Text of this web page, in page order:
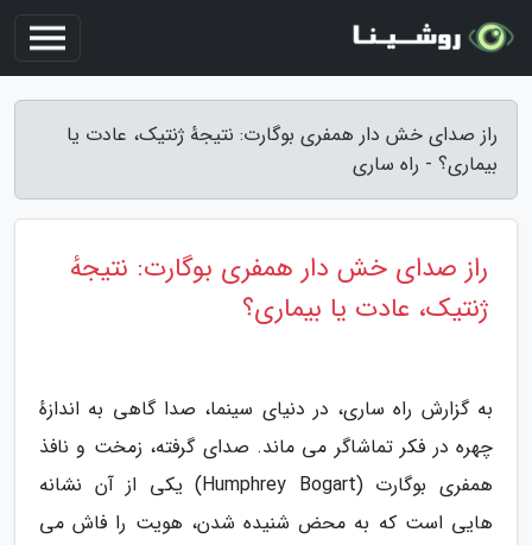
راز صدای خش دار همفری بوگارت: نتیجهٔ ژنتیک، عادت یا
بیماری؟ - راه ساری
راز صدای خش دار همفری بوگارت: نتیجهٔ
ژنتیک، عادت یا بیماری؟
به گزارش راه ساری، در دنیای سینما، صدا گاهی به اندازهٔ
چهره در فکر تماشاگر می ماند. صدای گرفته، زمخت و نافذ
همفری بوگارت (Humphrey Bogart) یکی از آن نشانه
هایی است که به محض شنیده شدن، هویت را فاش می